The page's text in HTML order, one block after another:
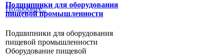
Подробнее..
Подшипники для оборудования
пищевой промышленности
Подшипники для оборудования
пищевой промышленности
Оборудование пищевой